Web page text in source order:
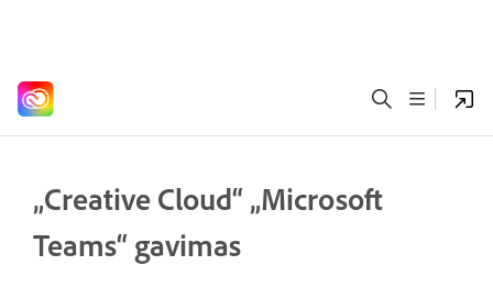
„Creative Cloud“ „Microsoft
Teams“ gavimas